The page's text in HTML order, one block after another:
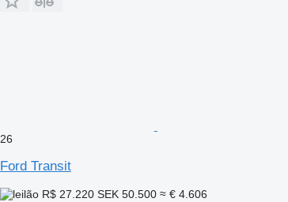
26
Ford Transit
R$ 27.220 SEK 50.500 ≈ € 4.606